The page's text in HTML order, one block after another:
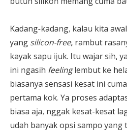
Kadang-kadang, kalau kita
yang silicon-free, rambut
kayak sapu ijuk. Itu wajar sih,
ini ngasih feelinglembut ke
biasanya sensasi kesat ini
pertama kok. Ya proses
biasa aja, nggak kesat-kesat
udah banyak opsi sampo yang